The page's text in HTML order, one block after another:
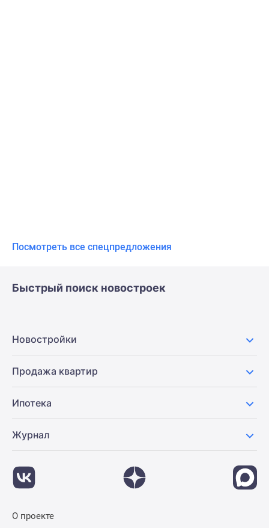
Посмотреть все спецпредложения
Быстрый поиск новостроек
Новостройки
Продажа квартир
Ипотека
Журнал
О проекте